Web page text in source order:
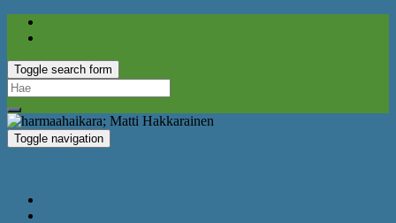
Toggle search form
Search
for:
Toggle navigation